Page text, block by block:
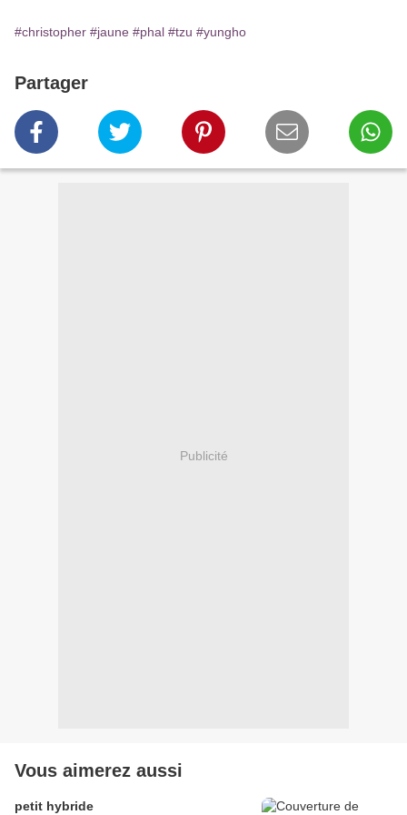
#christopher #jaune #phal #tzu #yungho
Partager
Publicité
Vous aimerez aussi
petit hybride